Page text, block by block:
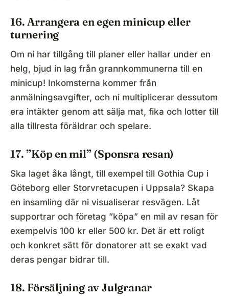
16. Arrangera en egen minicup eller
turnering
Om ni har tillgång till planer eller hallar under en
helg, bjud in lag från grannkommunerna till en
minicup! Inkomsterna kommer från
anmälningsavgifter, och ni multiplicerar dessutom
era intäkter genom att sälja mat, fika och lotter till
alla tillresta föräldrar och spelare.
17. ”Köp en mil” (Sponsra resan)
Ska laget åka långt, till exempel till Gothia Cup i
Göteborg eller Storvretacupen i Uppsala? Skapa
en insamling där ni visualiserar resvägen. Låt
supportrar och företag ”köpa” en mil av resan för
exempelvis 100 kr eller 500 kr. Det är ett roligt
och konkret sätt för donatorer att se exakt vad
deras pengar bidrar till.
18. Försäljning av Julgranar